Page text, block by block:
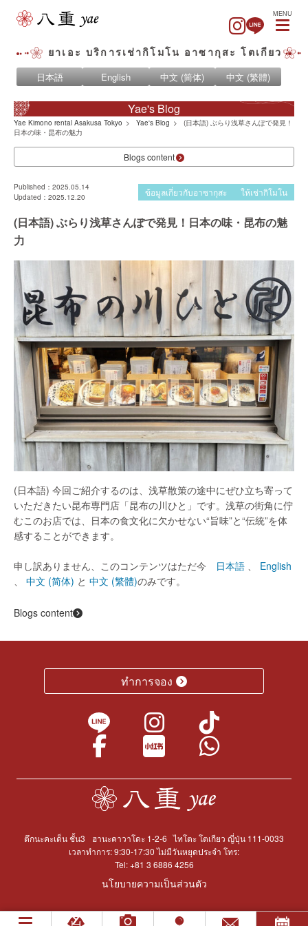
ยาเอะ บริการเช่ากิโมโน อาซากุสะ โตเกียว
日本語 English 中文 (简体) 中文 (繁體)
MENU
Yae's Blog
Yae Kimono rental Asakusa Tokyo Yae's Blog
(日本語) ぶらり浅草さんぽで発見！
日本の味・昆布の魅力
Blogs content
Published：2025.05.14
Updated：2025.12.20
ข้อมูลเกี่ยวกับอาซากุสะ ให้เช่ากิโมโน
(日本語) ぶらり浅草さんぽで発見！日本の味・昆布の魅
力
(日本語) 今回ご紹介するのは、浅草散策の途中にぜひ立ち寄って
いただきたい昆布専門店「昆布の川ひと」です。浅草の街角に佇
むこのお店では、日本の食文化に欠かせない“旨味”と“伝統”を体
感することができます。
申し訳ありません、このコンテンツはただ今 日本語 、 English
、 中文 (简体) と 中文 (繁體)のみです。
Blogs content
ทำการจอง
ตึกนะคะเด็น ชั้น3 ฮานะคาวาโดะ 1-2-6 ไทโตะ โตเกียว ญี่ปุ่น 111-0033
เวลาทำการ: 9:30-17:30 ไม่มีวันหยุดประจำ โทร:
Tel:+81 3 6886 4256
นโยบายความเป็นส่วนตัว